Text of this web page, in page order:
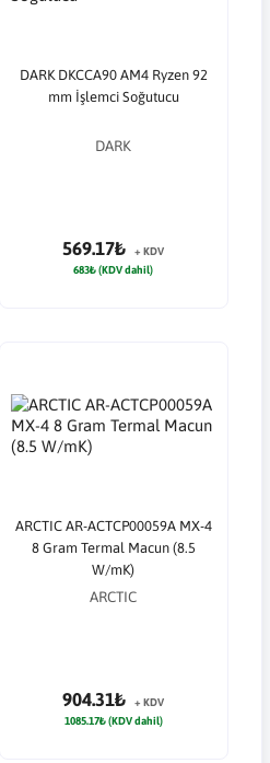
DARK DKCCA90 AM4 Ryzen 92
mm İşlemci Soğutucu
DARK
569.17₺
+ KDV
683₺ (KDV dahil)
ARCTIC AR-ACTCP00059A MX-4
8 Gram Termal Macun (8.5
W/mK)
ARCTIC
904.31₺
+ KDV
1085.17₺ (KDV dahil)